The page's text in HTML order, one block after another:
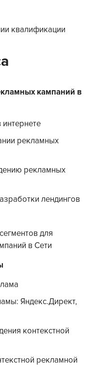
квалификации
кампаний в
рекламных
рекламных
лендингов
для
в Сети
Яндекс.Директ,
контекстной
рекламной